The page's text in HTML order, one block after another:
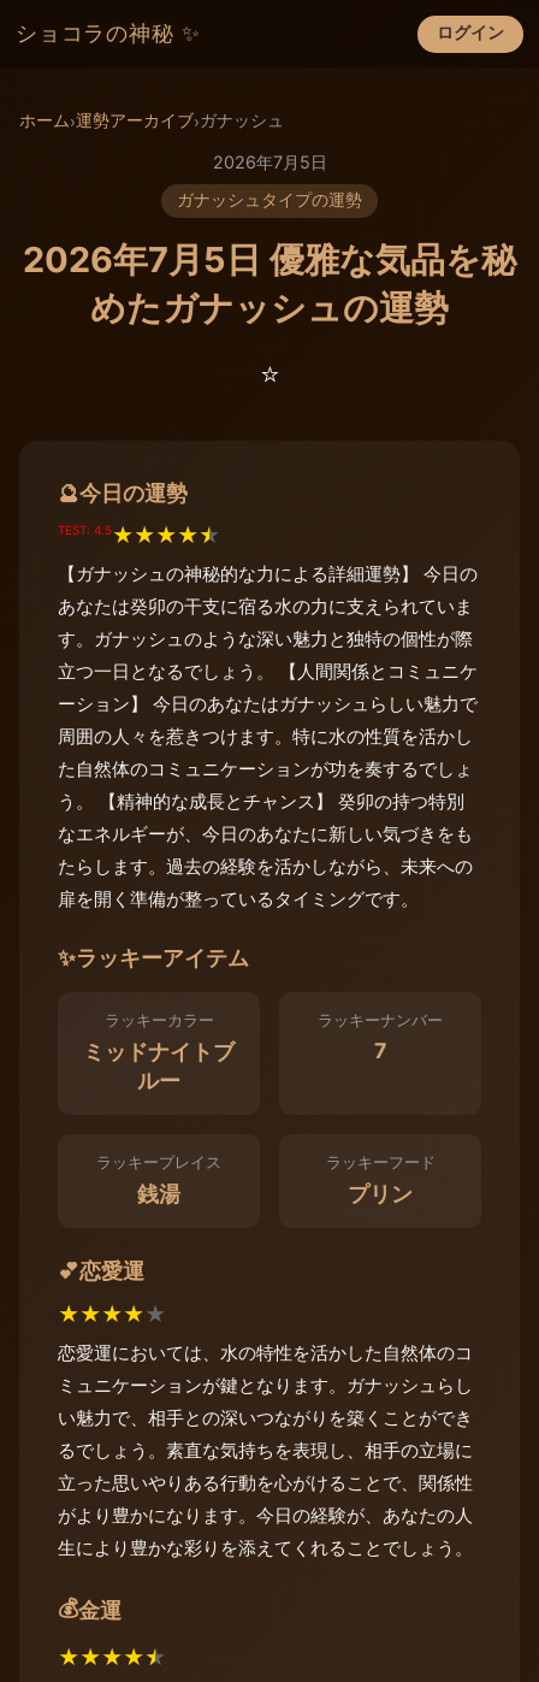
ショコラの神秘 ✨ ログイン
×
ホーム›運勢アーカイブ›ガナッシュ
2026年7月5日
ガナッシュタイプの運勢
2026年7月5日 優雅な気品を秘
めたガナッシュの運勢
⭐️
🔮今日の運勢
TEST: 4.5★★★★★
【ガナッシュの神秘的な力による詳細運勢】 今日の
あなたは癸卯の干支に宿る水の力に支えられていま
す。ガナッシュのような深い魅力と独特の個性が際
立つ一日となるでしょう。 【人間関係とコミュニケ
ーション】 今日のあなたはガナッシュらしい魅力で
周囲の人々を惹きつけます。特に水の性質を活かし
た自然体のコミュニケーションが功を奏するでしょ
う。 【精神的な成長とチャンス】 癸卯の持つ特別
なエネルギーが、今日のあなたに新しい気づきをも
たらします。過去の経験を活かしながら、未来への
扉を開く準備が整っているタイミングです。
✨ラッキーアイテム
ラッキーカラー
ミッドナイトブ
ルー
ラッキーナンバー
7
ラッキープレイス
銭湯
ラッキーフード
プリン
💕恋愛運
★★★★★
恋愛運においては、水の特性を活かした自然体のコ
ミュニケーションが鍵となります。ガナッシュらし
い魅力で、相手との深いつながりを築くことができ
るでしょう。素直な気持ちを表現し、相手の立場に
立った思いやりある行動を心がけることで、関係性
がより豊かになります。今日の経験が、あなたの人
生により豊かな彩りを添えてくれることでしょう。
💰金運
★★★★★